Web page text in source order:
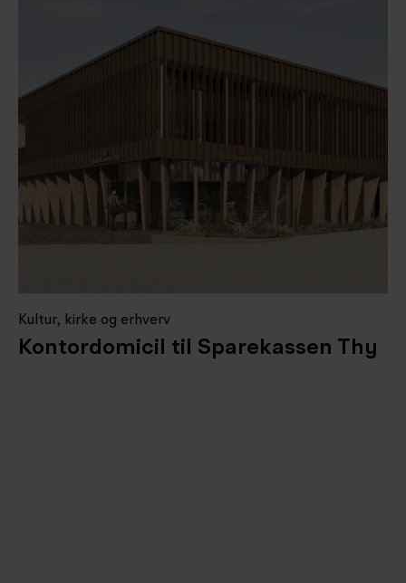
Kultur, kirke og erhverv
Kontordomicil til Sparekassen Thy